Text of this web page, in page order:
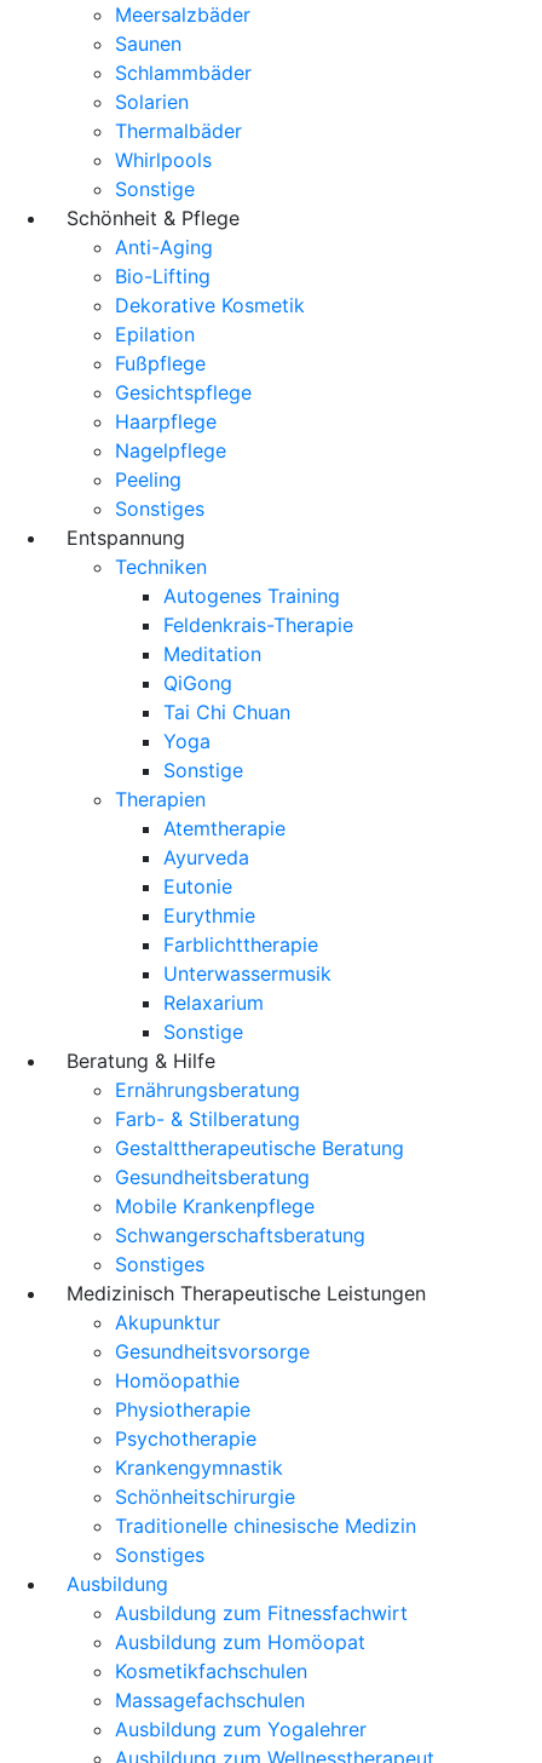
Meersalzbäder
Saunen
Schlammbäder
Solarien
Thermalbäder
Whirlpools
Sonstige
Schönheit & Pflege
Anti-Aging
Bio-Lifting
Dekorative Kosmetik
Epilation
Fußpflege
Gesichtspflege
Haarpflege
Nagelpflege
Peeling
Sonstiges
Entspannung
Techniken
Autogenes Training
Feldenkrais-Therapie
Meditation
QiGong
Tai Chi Chuan
Yoga
Sonstige
Therapien
Atemtherapie
Ayurveda
Eutonie
Eurythmie
Farblichttherapie
Unterwassermusik
Relaxarium
Sonstige
Beratung & Hilfe
Ernährungsberatung
Farb- & Stilberatung
Gestalttherapeutische Beratung
Gesundheitsberatung
Mobile Krankenpflege
Schwangerschaftsberatung
Sonstiges
Medizinisch Therapeutische Leistungen
Akupunktur
Gesundheitsvorsorge
Homöopathie
Physiotherapie
Psychotherapie
Krankengymnastik
Schönheitschirurgie
Traditionelle chinesische Medizin
Sonstiges
Ausbildung
Ausbildung zum Fitnessfachwirt
Ausbildung zum Homöopat
Kosmetikfachschulen
Massagefachschulen
Ausbildung zum Yogalehrer
Ausbildung zum Wellnesstherapeut